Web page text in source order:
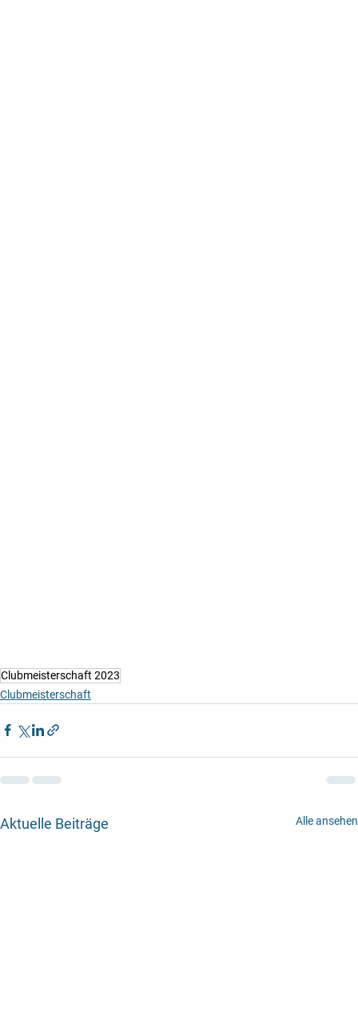
Clubmeisterschaft 2023
Clubmeisterschaft
Aktuelle Beiträge Alle ansehen